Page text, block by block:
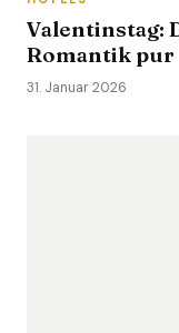
Valentinstag:
Romantik pur
31. Januar 2026